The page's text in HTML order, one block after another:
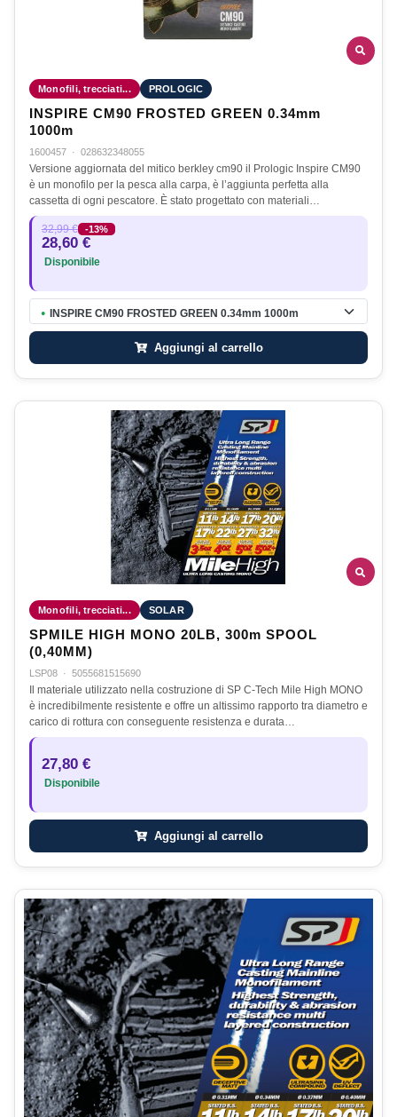
Monofili, trecciati... PROLOGIC
INSPIRE CM90 FROSTED GREEN 0.34mm
1000m
1600457 · 028632348055
Versione aggiornata del mitico berkley cm90 il Prologic Inspire CM90
è un monofilo per la pesca alla carpa, è l’aggiunta perfetta alla
cassetta di ogni pescatore. È stato progettato con materiali…
32,99 € -13%
28,60 €
Disponibile
● INSPIRE CM90 FROSTED GREEN 0.34mm 1000m
Aggiungi al carrello
Monofili, trecciati... SOLAR
SPMILE HIGH MONO 20LB, 300m SPOOL
(0,40MM)
LSP08 · 5055681515690
Il materiale utilizzato nella costruzione di SP C-Tech Mile High MONO
è incredibilmente resistente e offre un altissimo rapporto tra diametro e
carico di rottura con conseguente resistenza e durata…
27,80 €
Disponibile
Aggiungi al carrello